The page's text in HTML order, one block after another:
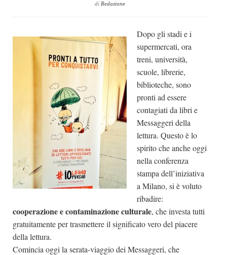
Archivio
Autori
Generi
Case editrici
Partnership
Giallo Stresa
Premio Chiara
Tabù Festival 2014
A Tutto Volume
Marketing
di Redazione
Dopo gli stadi e i
supermercati, ora
treni, università,
scuole, librerie,
biblioteche, sono
pronti ad essere
contagiati da libri e
Messaggeri della
lettura. Questo è lo
spirito che anche oggi
nella conferenza
stampa dell’iniziativa
a Milano, si è voluto
ribadire:
cooperazione e contaminazione culturale, che investa tutti
gratuitamente per trasmettere il significato vero del piacere
della lettura.
Comincia oggi la serata-viaggio dei Messaggeri, che